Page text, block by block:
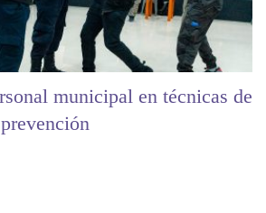
municipal en técnicas de